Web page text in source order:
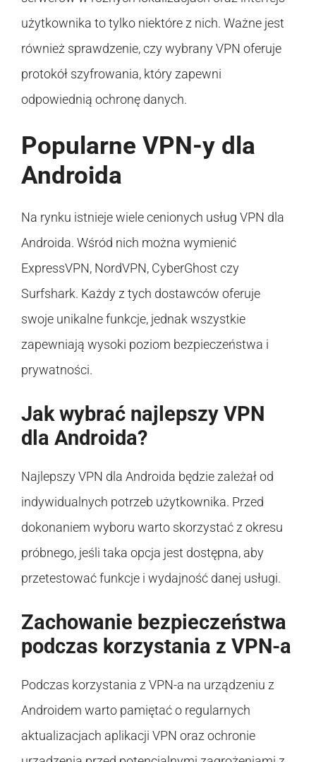
użytkownika to tylko niektóre z nich. Ważne jest
również sprawdzenie, czy wybrany VPN oferuje
protokół szyfrowania, który zapewni
odpowiednią ochronę danych.
Popularne VPN-y dla
Androida
Na rynku istnieje wiele cenionych usług VPN dla
Androida. Wśród nich można wymienić
ExpressVPN, NordVPN, CyberGhost czy
Surfshark. Każdy z tych dostawców oferuje
swoje unikalne funkcje, jednak wszystkie
zapewniają wysoki poziom bezpieczeństwa i
prywatności.
Jak wybrać najlepszy VPN
dla Androida?
Najlepszy VPN dla Androida będzie zależał od
indywidualnych potrzeb użytkownika. Przed
dokonaniem wyboru warto skorzystać z okresu
próbnego, jeśli taka opcja jest dostępna, aby
przetestować funkcje i wydajność danej usługi.
Zachowanie bezpieczeństwa
podczas korzystania z VPN-a
Podczas korzystania z VPN-a na urządzeniu z
Androidem warto pamiętać o regularnych
aktualizacjach aplikacji VPN oraz ochronie